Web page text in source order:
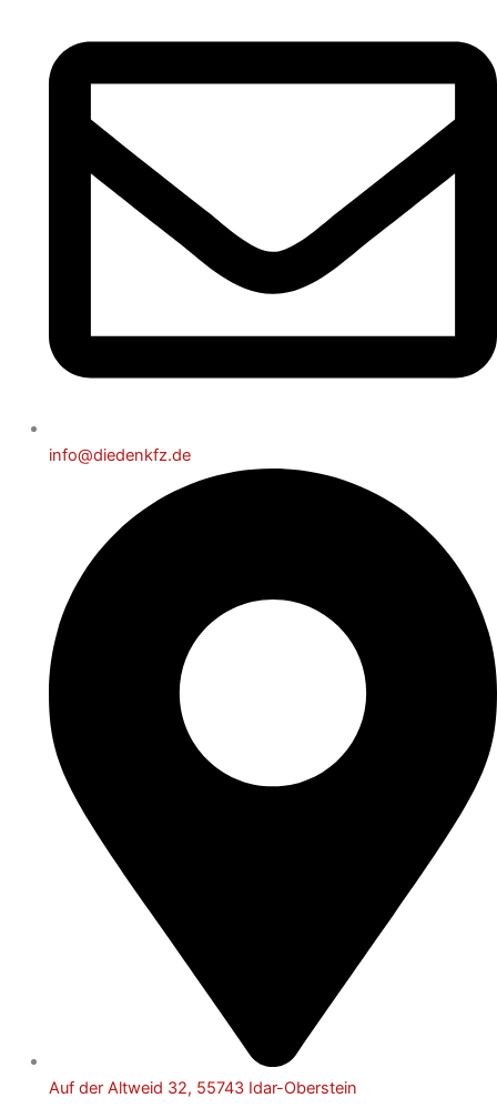
info@diedenkfz.de
Auf der Altweid 32, 55743 Idar-Oberstein